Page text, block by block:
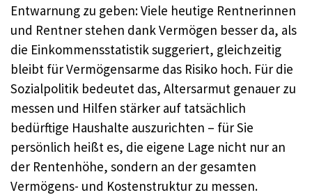
Entwarnung zu geben: Viele heutige Rentnerinnen
und Rentner stehen dank Vermögen besser da, als
die Einkommensstatistik suggeriert, gleichzeitig
bleibt für Vermögensarme das Risiko hoch. Für die
Sozialpolitik bedeutet das, Altersarmut genauer zu
messen und Hilfen stärker auf tatsächlich
bedürftige Haushalte auszurichten – für Sie
persönlich heißt es, die eigene Lage nicht nur an
der Rentenhöhe, sondern an der gesamten
Vermögens- und Kostenstruktur zu messen.